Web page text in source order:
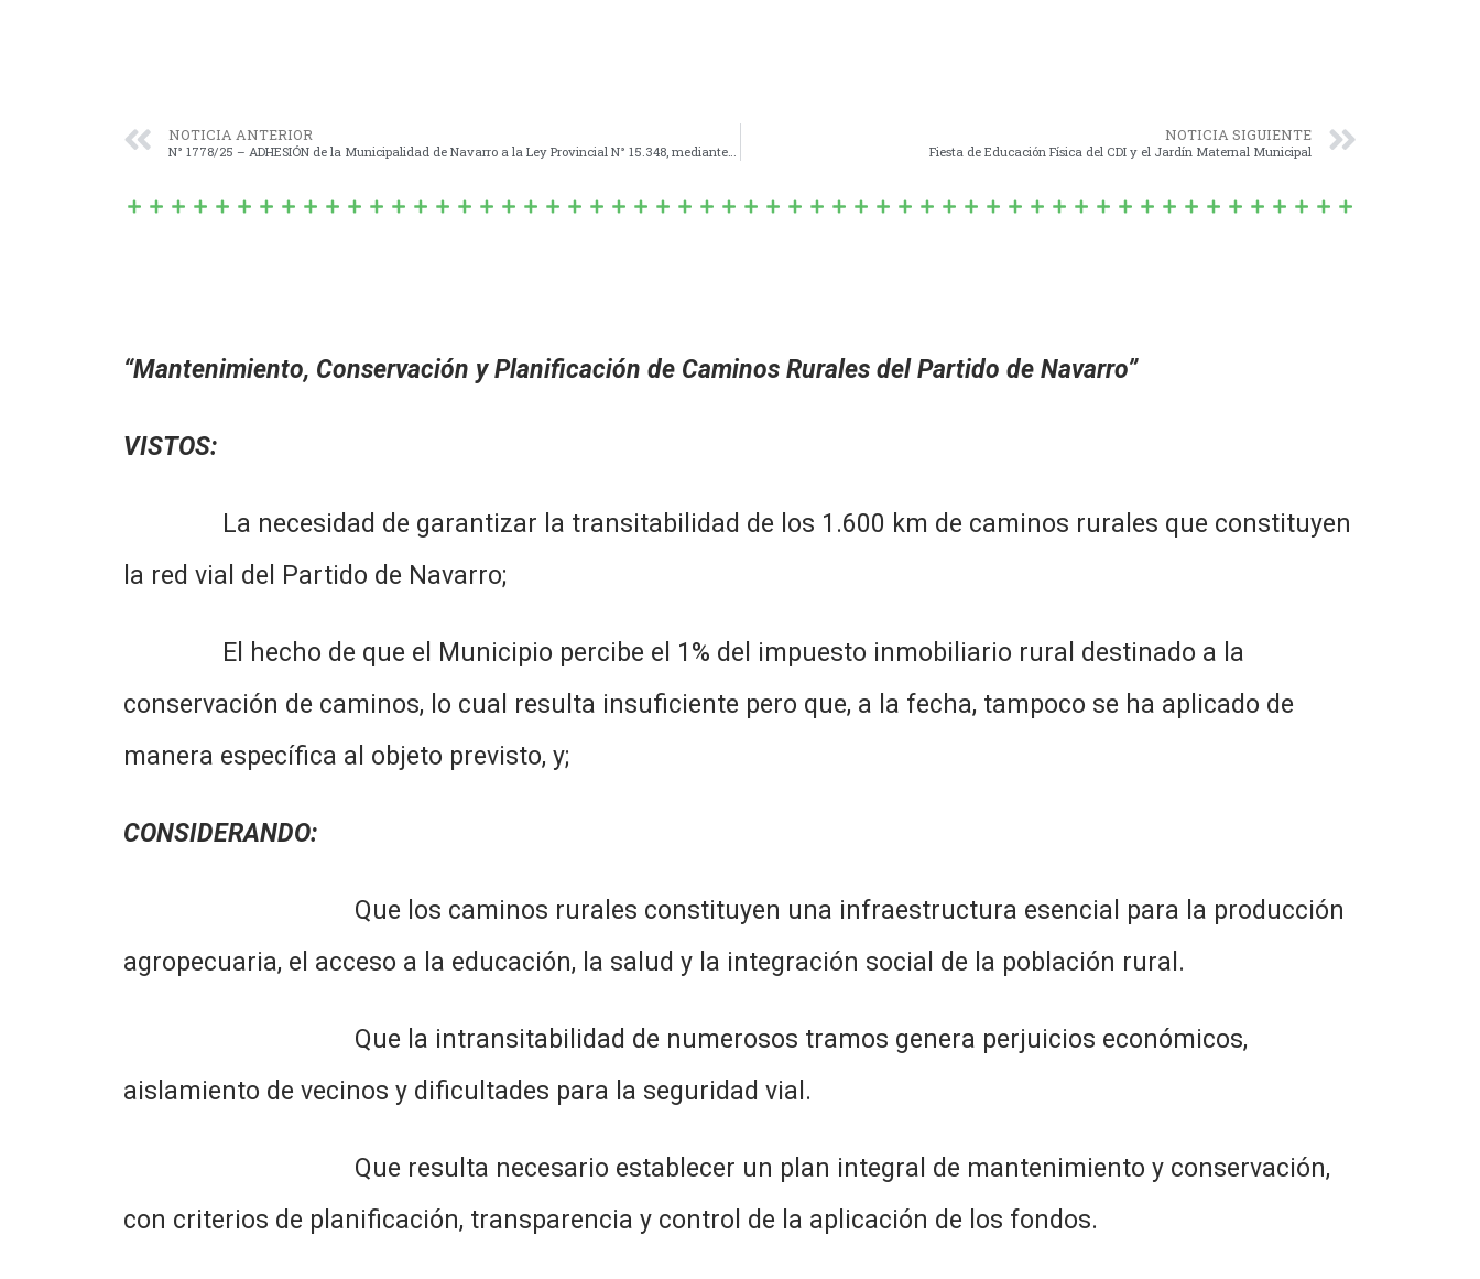
NOTICIA ANTERIOR NOTICIA SIGUIENTE
Fiesta de Educación Física del CDI y el Jardín Maternal Municipal
“Mantenimiento, Conservación y Planificación de Caminos Rurales del Partido de Navarro”
VISTOS:
La necesidad de garantizar la transitabilidad de los 1.600 km de caminos rurales que constituyen
la red vial del Partido de Navarro;
El hecho de que el Municipio percibe el 1% del impuesto inmobiliario rural destinado a la
conservación de caminos, lo cual resulta insuficiente pero que, a la fecha, tampoco se ha aplicado de
manera específica al objeto previsto, y;
CONSIDERANDO:
Que los caminos rurales constituyen una infraestructura esencial para la producción
agropecuaria, el acceso a la educación, la salud y la integración social de la población rural.
Que la intransitabilidad de numerosos tramos genera perjuicios económicos,
aislamiento de vecinos y dificultades para la seguridad vial.
Que resulta necesario establecer un plan integral de mantenimiento y conservación,
con criterios de planificación, transparencia y control de la aplicación de los fondos.